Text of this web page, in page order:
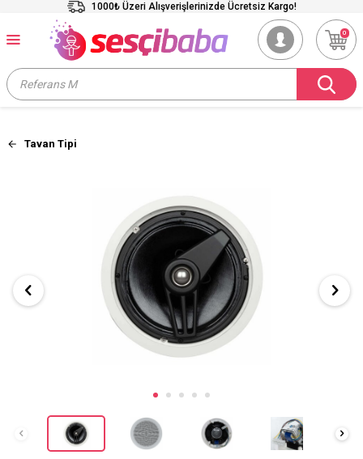
1000₺ Üzeri Alışverişlerinizde Ücretsiz Kargo!
0
Tavan Tipi